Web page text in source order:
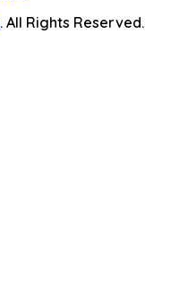
. All Rights Reserved.